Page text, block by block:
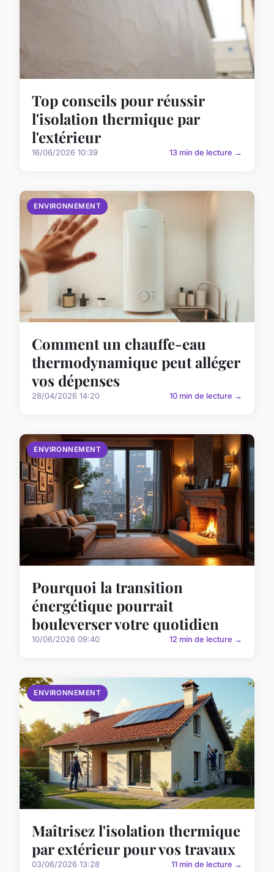
Top conseils pour réussir
l'isolation thermique par
l'extérieur
16/06/2026 10:39 13 min de lecture →
ENVIRONNEMENT
Comment un chauffe-eau
thermodynamique peut alléger
vos dépenses
28/04/2026 14:20 10 min de lecture →
ENVIRONNEMENT
Pourquoi la transition
énergétique pourrait
bouleverser votre quotidien
10/06/2026 09:40 12 min de lecture →
ENVIRONNEMENT
Maîtrisez l'isolation thermique
par extérieur pour vos travaux
03/06/2026 13:28 11 min de lecture →